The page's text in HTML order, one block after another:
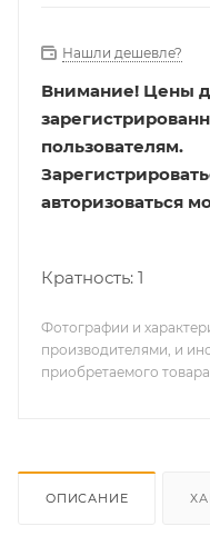
Нашли дешевле?
Внимание! Цены
пользователям.
авторизоваться
Кратность: 1
Фотографии и
производителями, и
приобретаемого товара
ОПИСАНИЕ